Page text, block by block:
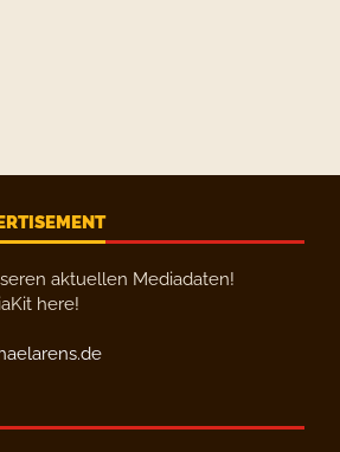
aktuellen Mediadaten!
here!